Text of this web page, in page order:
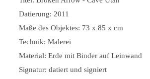
Datierung: 2011
Maße des Objektes: 73 x 85 x cm
Technik: Malerei
Material: Erde mit Binder auf Leinwand
Signatur: datiert und signiert